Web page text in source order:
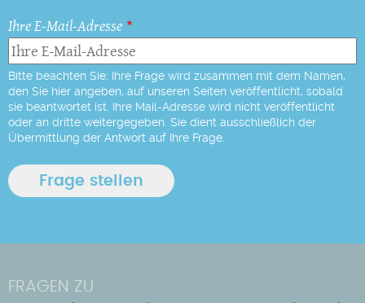
Ihre E-Mail-Adresse
Bitte beachten Sie: Ihre Frage wird zusammen mit dem Namen,
den Sie hier angeben, auf unseren Seiten veröffentlicht, sobald
sie beantwortet ist. Ihre Mail-Adresse wird nicht veröffentlicht
oder an dritte weitergegeben. Sie dient ausschließlich der
Übermittlung der Antwort auf Ihre Frage.
FRAGEN ZU